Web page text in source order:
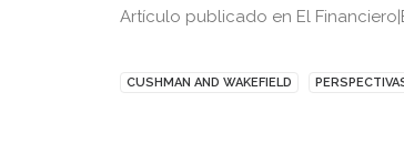
Artículo publicado en El
CUSHMAN AND WAKEFIELD